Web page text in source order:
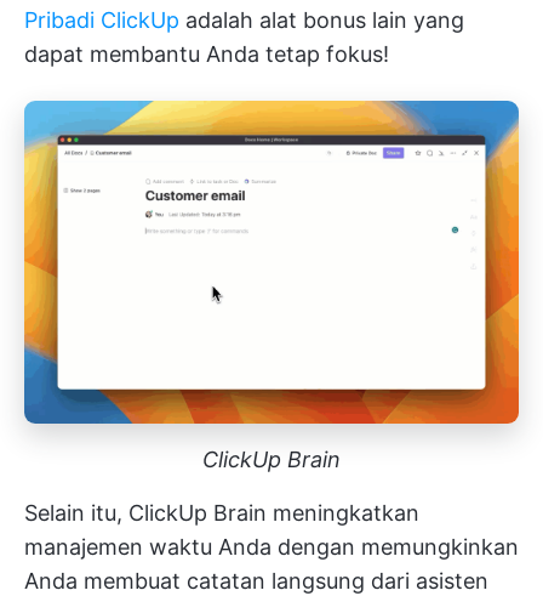
Pribadi ClickUp adalah alat bonus lain yang
dapat membantu Anda tetap fokus!
ClickUp Brain
Selain itu, ClickUp Brain meningkatkan
manajemen waktu Anda dengan memungkinkan
Anda membuat catatan langsung dari asisten